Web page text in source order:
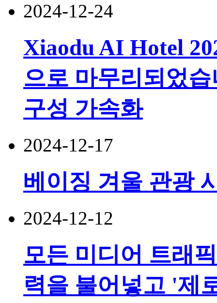
2024-12-24
Xiaodu AI Hotel
으로 마무리되었
구성 가속화
2024-12-17
베이징 겨울 관광
2024-12-12
모든 미디어 트래
력을 불어넣고 '제